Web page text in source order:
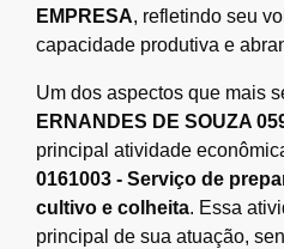
EMPRESA, refletindo seu
capacidade produtiva e
Um dos aspectos que mais
ERNANDES DE SOUZA
principal atividade
0161003 - Serviço de
cultivo e colheita. Essa
principal de sua atuação,